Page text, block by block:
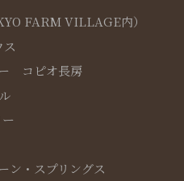
FARM VILLAGE内）
コピオ長房
ン・スプリングス